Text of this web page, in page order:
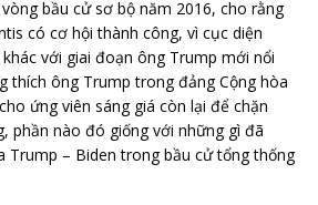
bầu cử sơ bộ năm 2016, cho rằng
có cơ hội thành công, vì cục diện
với giai đoạn ông Trump mới nổi
thích ông Trump trong đảng Cộng hòa
ứng viên sáng giá còn lại để chặn
phần nào đó giống với những gì đã
Trump – Biden trong bầu cử tổng thống